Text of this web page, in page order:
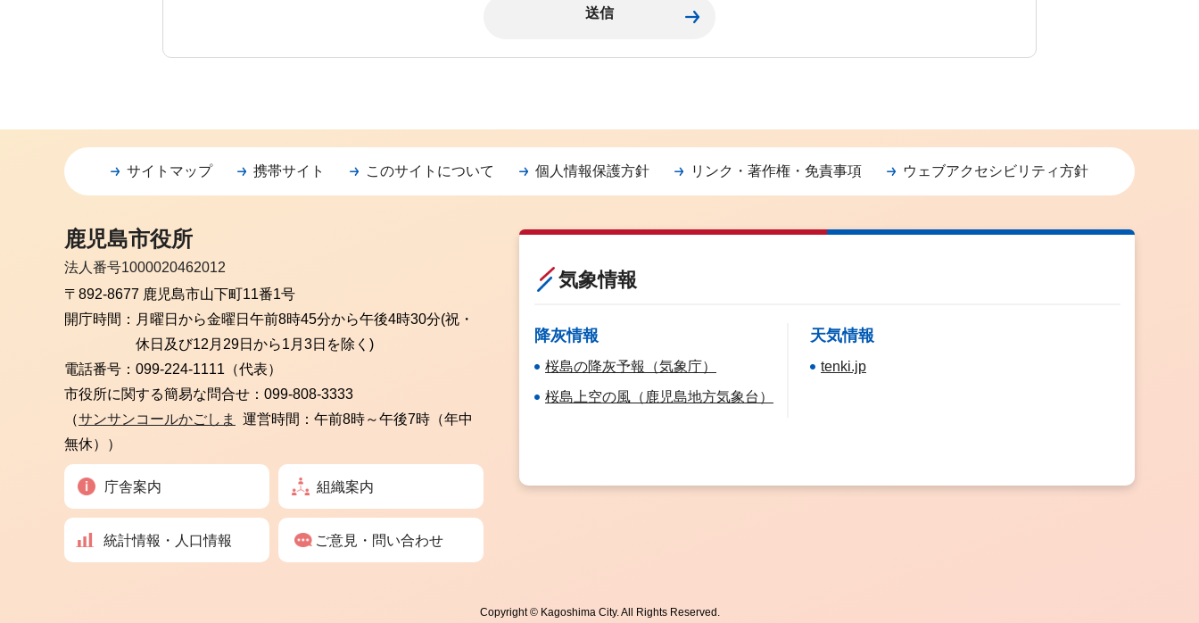
サイトマップ 携帯サイト このサイトについて 個人情報保護方針 リンク・著作権・免責事項 ウェブアクセシビリティ方針
鹿児島市役所
法人番号1000020462012
〒892-8677 鹿児島市山下町11番1号
開庁時間： 月曜日から金曜日 午前8時45分から午後4時30分(祝・
休日及び12月29日から1月3日を除く)
電話番号： 099-224-1111（代表）
市役所に関する簡易な問合せ： 099-808-3333
（サンサンコールかごしま
運営時間：午前8時～午後7時（年中
無休））
庁舎案内 組織案内
統計情報・人口情報 ご意見・問い合わせ
気象情報
降灰情報
桜島の降灰予報（気象庁）
桜島上空の風（鹿児島地方気象台）
天気情報
tenki.jp
Copyright © Kagoshima City. All Rights Reserved.